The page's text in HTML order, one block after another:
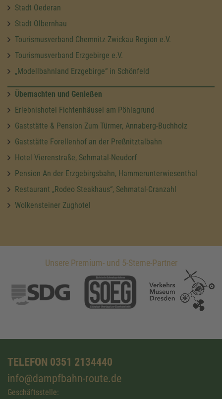
Stadt Oederan
Stadt Olbernhau
Tourismusverband Chemnitz Zwickau Region e.V.
Tourismusverband Erzgebirge e.V.
„Modellbahnland Erzgebirge“ in Schönfeld
Übernachten und Genießen
Erlebnishotel Fichtenhäusel am Pöhlagrund
Gaststätte & Pension Zum Türmer, Annaberg-Buchholz
Gaststätte Forellenhof an der Preßnitztalbahn
Hotel Vierenstraße, Sehmatal-Neudorf
Pension An der Erzgebirgsbahn, Hammerunterwiesenthal
Restaurant „Rodeo Steakhaus“, Sehmatal-Cranzahl
Wolkensteiner Zughotel
Unsere Premium- und 5-Sterne-Partner
TELEFON 0351 2134440
info@dampfbahn-route.de
Geschäftsstelle: